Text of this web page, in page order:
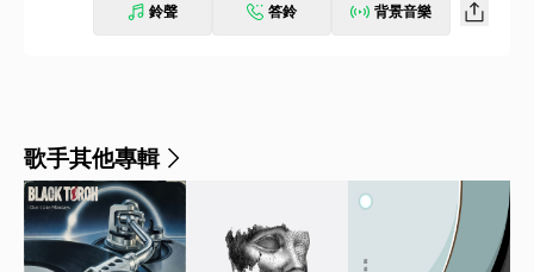
鈴聲 答鈴 背景音樂
歌手其他專輯